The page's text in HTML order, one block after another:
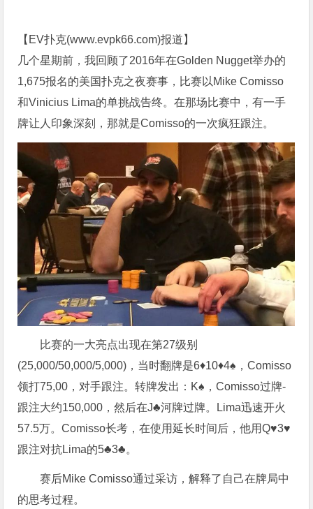
【EV扑克(www.evpk66.com)报道】
几个星期前，我回顾了2016年在Golden Nugget举办的
1,675报名的美国扑克之夜赛事，比赛以Mike Comisso
和Vinicius Lima的单挑战告终。在那场比赛中，有一手
牌让人印象深刻，那就是Comisso的一次疯狂跟注。
比赛的一大亮点出现在第27级别
(25,000/50,000/5,000)，当时翻牌是6♦10♦4♠，Comisso
领打75,00，对手跟注。转牌发出：K♠，Comisso过牌-
跟注大约150,000，然后在J♣河牌过牌。Lima迅速开火
57.5万。Comisso长考，在使用延长时间后，他用Q♥3♥
跟注对抗Lima的5♣3♣。
赛后Mike Comisso通过采访，解释了自己在牌局中
的思考过程。